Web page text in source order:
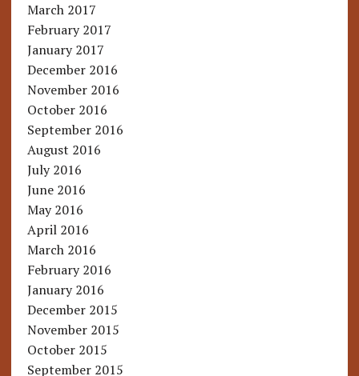
March 2017
February 2017
January 2017
December 2016
November 2016
October 2016
September 2016
August 2016
July 2016
June 2016
May 2016
April 2016
March 2016
February 2016
January 2016
December 2015
November 2015
October 2015
September 2015